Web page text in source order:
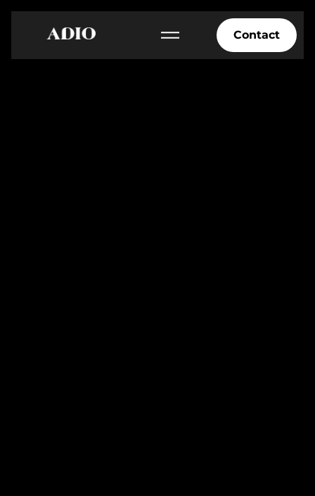
Contact